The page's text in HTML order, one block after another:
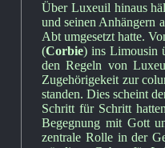
Über Luxeuil hinaus
und seinen Anhängern
Abt umgesetzt hatte.
(Corbie) ins Limousin
den Regeln von
Zugehörigekeit zur
standen. Dies scheint
Schritt für Schritt
Begegnung mit Gott
zentrale Rolle in der